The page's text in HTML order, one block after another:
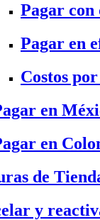
Pagar con
Pagar en
Costos
en
en
de
y